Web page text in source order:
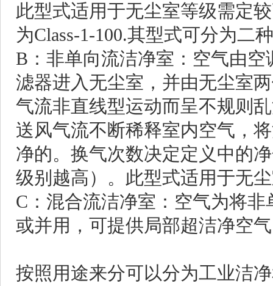
此型式适用于无尘室等级需定
为Class-1-100.其型式可分为二
B：非单向流洁净室 ：空气由
滤器进入无尘室，并由无尘室
气流非直线型运动而呈不规则
送风气流不断稀释室内空气，
净的。换气次数决定定义中的
级别越高）。此型式适用于无
C：混合流洁净室 ：空气为将
或并用，可提供局部超洁净空
按照用途来分可以分为工业洁